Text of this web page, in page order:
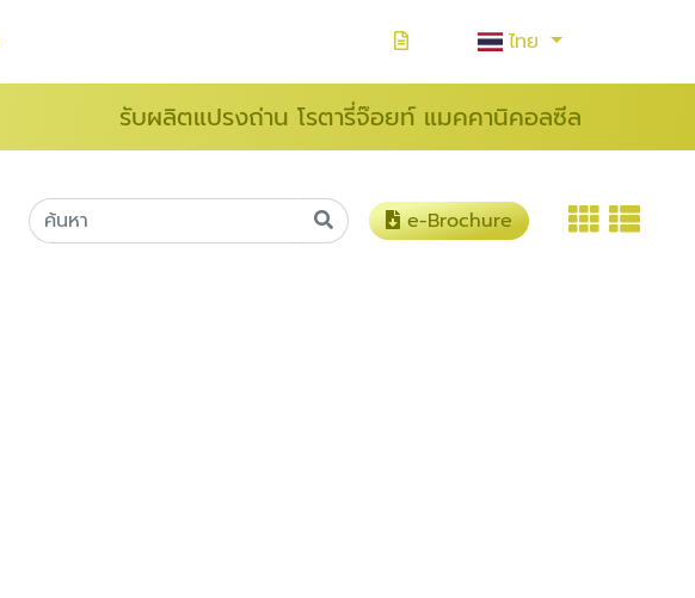
ไทย
รับผลิตแปรงถ่าน โรตารี่จ๊อยท์ แมคคานิคอลซีล
e-Brochure